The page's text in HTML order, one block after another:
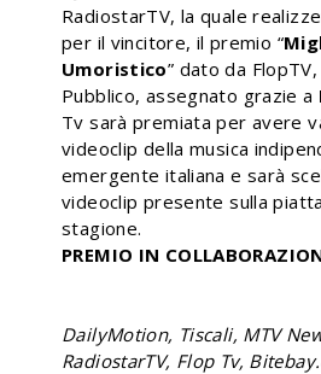
RadiostarTV, la quale
per il vincitore, il premio “
Umoristico” dato da
Pubblico, assegnato grazie a
Tv sarà premiata per avere
videoclip della musica
emergente italiana e sarà
videoclip presente sulla
stagione.
PREMIO IN
DailyMotion, Tiscali, MTV
RadiostarTV, Flop Tv,